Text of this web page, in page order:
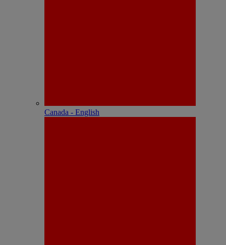
Canada - English